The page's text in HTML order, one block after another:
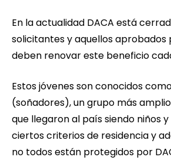
En la actualidad DACA está
solicitantes y aquellos
deben renovar este beneficio
Estos jóvenes son conocidos
(soñadores), un grupo más
que llegaron al país siendo niños
ciertos criterios de residencia y
no todos están protegidos por